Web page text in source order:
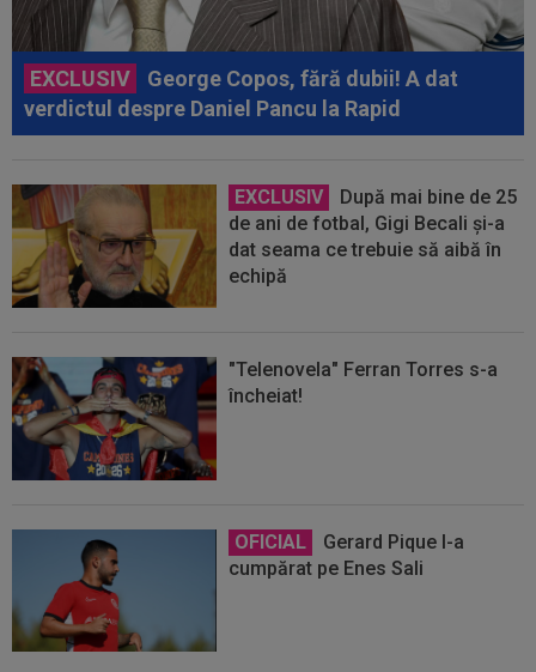
EXCLUSIV
George Copos, fără dubii! A dat
verdictul despre Daniel Pancu la Rapid
EXCLUSIV
După mai bine de 25
de ani de fotbal, Gigi Becali și-a
dat seama ce trebuie să aibă în
echipă
"Telenovela" Ferran Torres s-a
încheiat!
OFICIAL
Gerard Pique l-a
cumpărat pe Enes Sali